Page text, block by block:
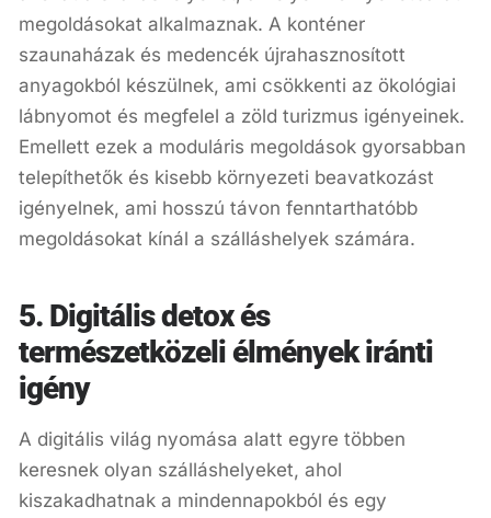
megoldásokat alkalmaznak. A konténer
szaunaházak és medencék újrahasznosított
anyagokból készülnek, ami csökkenti az ökológiai
lábnyomot és megfelel a zöld turizmus igényeinek.
Emellett ezek a moduláris megoldások gyorsabban
telepíthetők és kisebb környezeti beavatkozást
igényelnek, ami hosszú távon fenntarthatóbb
megoldásokat kínál a szálláshelyek számára.
5. Digitális detox és
természetközeli élmények iránti
igény
A digitális világ nyomása alatt egyre többen
keresnek olyan szálláshelyeket, ahol
kiszakadhatnak a mindennapokból és egy